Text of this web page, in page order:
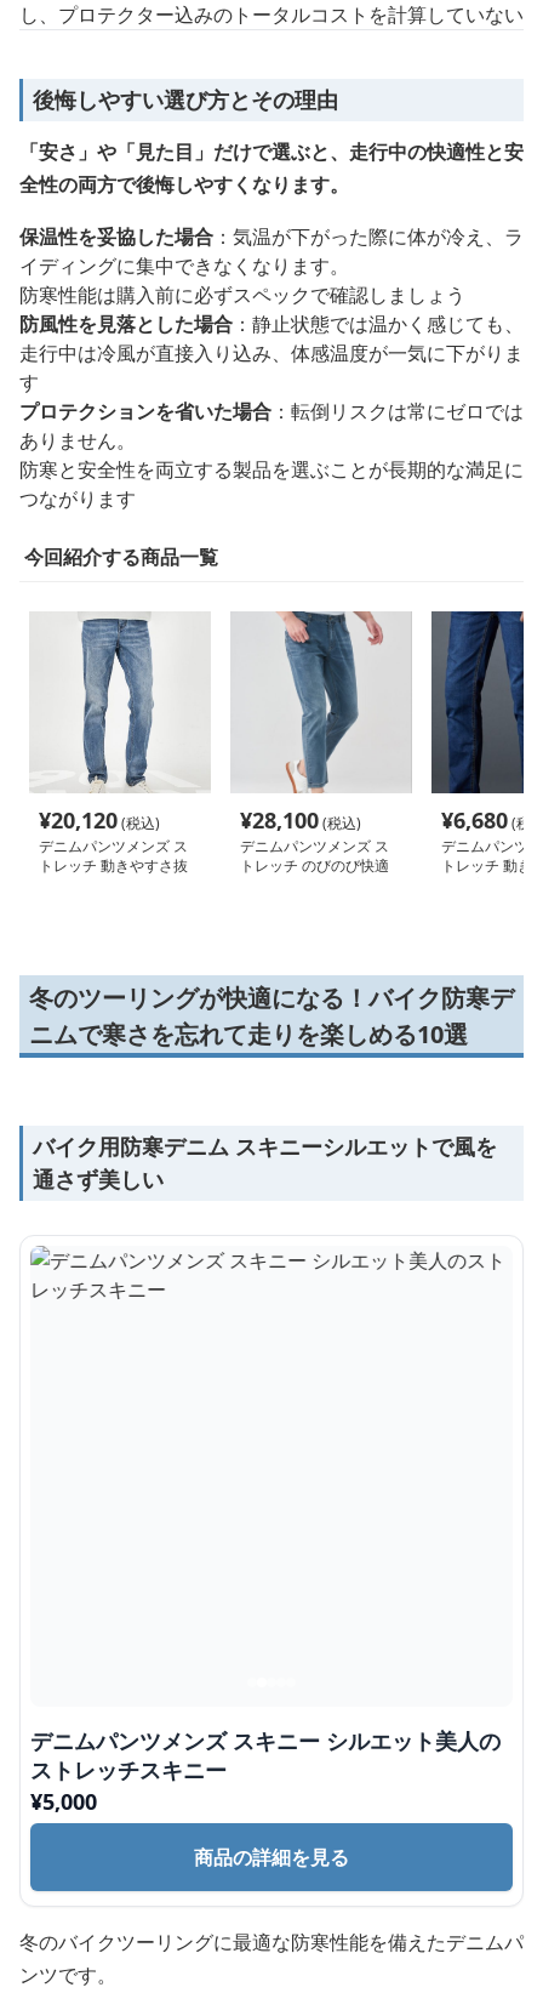
し、プロテクター込みのトータルコストを計算していない
後悔しやすい選び方とその理由
「安さ」や「見た目」だけで選ぶと、走行中の快適性と安
全性の両方で後悔しやすくなります。
保温性を妥協した場合 ：気温が下がった際に体が冷え、ラ
イディングに集中できなくなります。
防寒性能は購入前に必ずスペックで確認しましょう
防風性を見落とした場合 ：静止状態では温かく感じても、
走行中は冷風が直接入り込み、体感温度が一気に下がりま
す
プロテクションを省いた場合 ：転倒リスクは常にゼロでは
ありません。
防寒と安全性を両立する製品を選ぶことが長期的な満足に
つながります
今回紹介する商品一覧
¥20,120(税込)
デニムパンツメンズ ス
トレッチ 動きやすさ抜
¥28,100(税込)
デニムパンツメンズ ス
トレッチ のびのび快適
¥6,680(税
デニムパンツ
トレッチ 動き
冬のツーリングが快適になる！バイク防寒デ
ニムで寒さを忘れて走りを楽しめる10選
バイク用防寒デニム スキニーシルエットで風を
通さず美しい
デニムパンツメンズ スキニー シルエット美人の
ストレッチスキニー
¥5,000
商品の詳細を見る
冬のバイクツーリングに最適な防寒性能を備えたデニムパ
ンツです。